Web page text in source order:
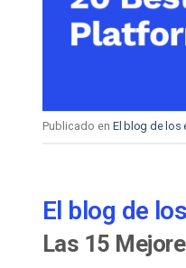
Publicado en El blog de los
El blog de
Las 15